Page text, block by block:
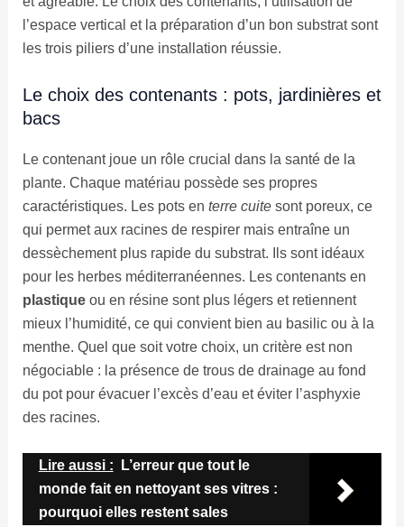
l’espace vertical et la préparation d’un bon substrat sont
les trois piliers d’une installation réussie.
Le choix des contenants : pots, jardinières et
bacs
Le contenant joue un rôle crucial dans la santé de la
plante. Chaque matériau possède ses propres
caractéristiques. Les pots en terre cuitesont poreux, ce
qui permet aux racines de respirer mais entraîne un
dessèchement plus rapide du substrat. Ils sont idéaux
pour les herbes méditerranéennes. Les contenants en
plastiqueou en résine sont plus légers et retiennent
mieux l’humidité, ce qui convient bien au basilic ou à la
menthe. Quel que soit votre choix, un critère est non
négociable : la présence de trous de drainage au fond
du pot pour évacuer l’excès d’eau et éviter l’asphyxie
des racines.
Lire aussi :
L’erreur que tout le
monde fait en nettoyant ses vitres :
pourquoi elles restent sales